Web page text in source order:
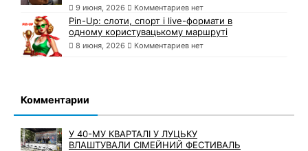
9 июня, 2026 Комментариев нет
Pin-Up: слоти, спорт і live-формати в
одному користувацькому маршруті
8 июня, 2026 Комментариев нет
Комментарии
У 40-МУ КВАРТАЛІ У ЛУЦЬКУ
ВЛАШТУВАЛИ СІМЕЙНИЙ ФЕСТИВАЛЬ